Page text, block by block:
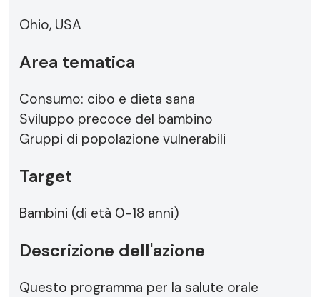
Ohio, USA
Area tematica
Consumo: cibo e dieta sana
Sviluppo precoce del bambino
Gruppi di popolazione vulnerabili
Target
Bambini (di età 0-18 anni)
Descrizione dell'azione
Questo programma per la salute orale